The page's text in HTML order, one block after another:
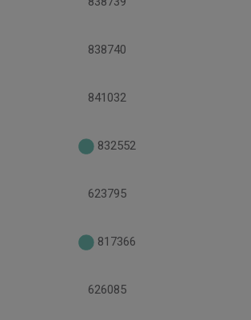
838740
841032
832552
623795
817366
626085